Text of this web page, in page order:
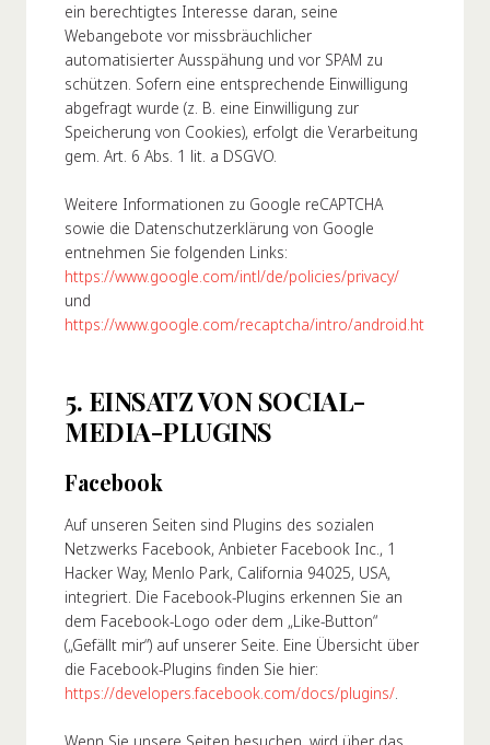
ein berechtigtes Interesse daran, seine
Webangebote vor missbräuchlicher
automatisierter Ausspähung und vor SPAM zu
schützen. Sofern eine entsprechende Einwilligung
abgefragt wurde (z. B. eine Einwilligung zur
Speicherung von Cookies), erfolgt die Verarbeitung
gem. Art. 6 Abs. 1 lit. a DSGVO.
Weitere Informationen zu Google reCAPTCHA
sowie die Datenschutzerklärung von Google
entnehmen Sie folgenden Links:
https://www.google.com/intl/de/policies/privacy/
und
https://www.google.com/recaptcha/intro/android.html
5. EINSATZ VON SOCIAL-
MEDIA-PLUGINS
Facebook
Auf unseren Seiten sind Plugins des sozialen
Netzwerks Facebook, Anbieter Facebook Inc., 1
Hacker Way, Menlo Park, California 94025, USA,
integriert. Die Facebook-Plugins erkennen Sie an
dem Facebook-Logo oder dem „Like-Button“
(„Gefällt mir“) auf unserer Seite. Eine Übersicht über
die Facebook-Plugins finden Sie hier:
https://developers.facebook.com/docs/plugins/.